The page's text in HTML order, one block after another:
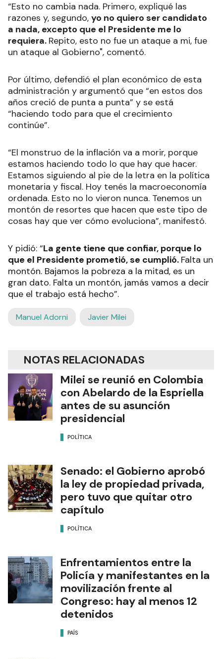
“Esto no cambia nada. Primero, expliqué las
razones y, segundo, yo no quiero ser candidato
a nada, excepto que el Presidente me lo
requiera. Repito, esto no fue un ataque a mi, fue
un ataque al Gobierno", comentó.
Por último, defendió el plan económico de esta
administración y argumentó que “en estos dos
años creció de punta a punta” y se está
“haciendo todo para que el crecimiento
continúe”.
“El monstruo de la inflación va a morir, porque
estamos haciendo todo lo que hay que hacer.
Estamos siguiendo al pie de la letra en la política
monetaria y fiscal. Hoy tenés la macroeconomía
ordenada. Esto no lo vieron nunca. Tenemos un
montón de resortes que hacen que este tipo de
cosas hay que ver cómo evoluciona”, manifestó.
Y pidió: “La gente tiene que confiar, porque lo
que el Presidente prometió, se cumplió. Falta un
montón. Bajamos la pobreza a la mitad, es un
gran dato. Falta un montón, jamás vamos a decir
que el trabajo está hecho”.
Manuel Adorni Javier Milei
NOTAS RELACIONADAS
Milei se reunió en Colombia
con Abelardo de la Espriella
antes de su asunción
presidencial
POLÍTICA
Senado: el Gobierno aprobó
la ley de propiedad privada,
pero tuvo que quitar otro
capítulo
POLÍTICA
Enfrentamientos entre la
Policía y manifestantes en la
movilización frente al
Congreso: hay al menos 12
detenidos
PAÍS